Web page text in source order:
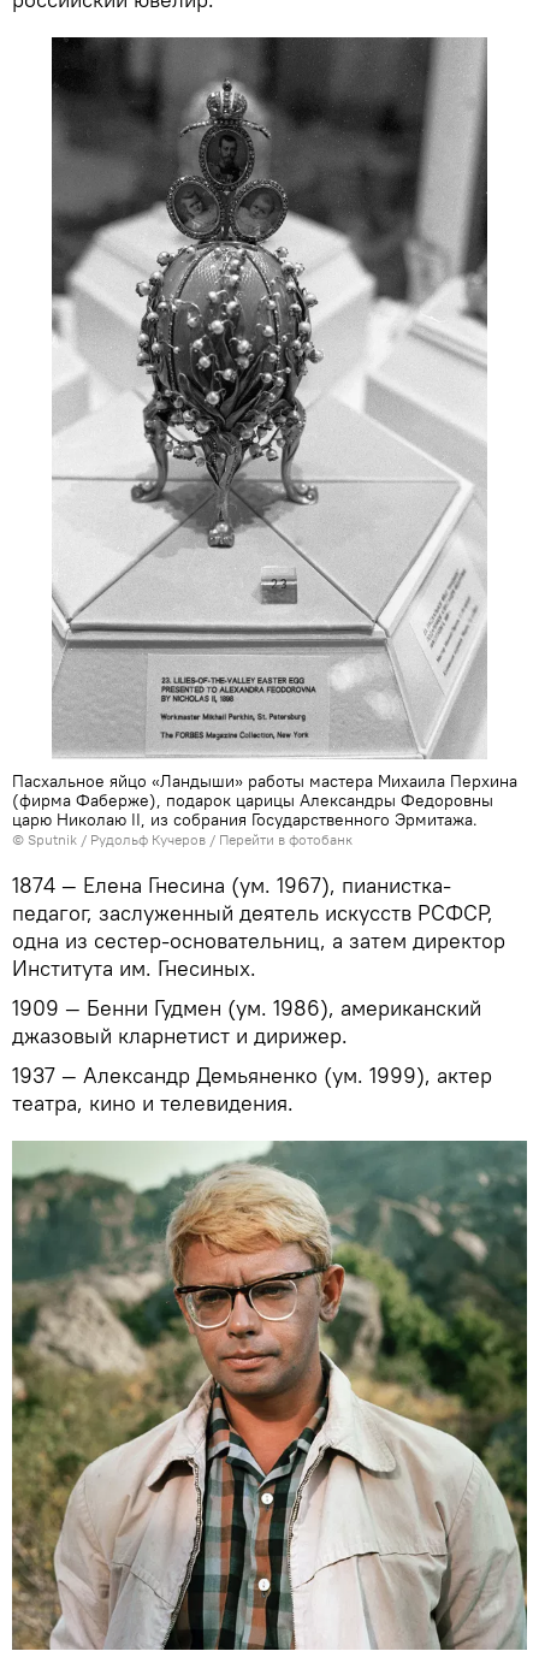
Пасхальное яйцо «Ландыши» работы мастера Михаила Перхина
(фирма Фаберже), подарок царицы Александры Федоровны
царю Николаю II, из собрания Государственного Эрмитажа.
© Sputnik / Рудольф Кучеров / Перейти в фотобанк
1874 — Елена Гнесина (ум. 1967), пианистка-
педагог, заслуженный деятель искусств РСФСР,
одна из сестер-основательниц, а затем директор
Института им. Гнесиных.
1909 — Бенни Гудмен (ум. 1986), американский
джазовый кларнетист и дирижер.
1937 — Александр Демьяненко (ум. 1999), актер
театра, кино и телевидения.